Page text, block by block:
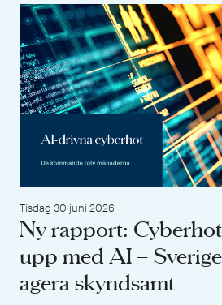
Tisdag 30 juni 2026
Ny rapport:
upp med AI –
agera skyndsamt